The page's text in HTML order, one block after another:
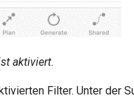
aktiviert.
Filter. Unter der